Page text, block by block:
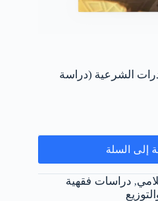
الشرعية (دراسة
إلى السلة
, دراسات فقهية